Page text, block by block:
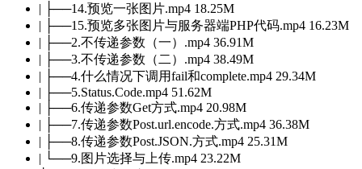
| ├──14.预览一张图片.mp4 18.25M
| ├──15.预览多张图片与服务器端PHP代码.mp4 16.23M
| ├──2.不传递参数（一）.mp4 36.91M
| ├──3.不传递参数（二）.mp4 38.49M
| ├──4.什么情况下调用fail和complete.mp4 29.34M
| ├──5.Status.Code.mp4 51.62M
| ├──6.传递参数Get方式.mp4 20.98M
| ├──7.传递参数Post.url.encode.方式.mp4 36.38M
| ├──8.传递参数Post.JSON.方式.mp4 25.31M
| └──9.图片选择与上传.mp4 23.22M